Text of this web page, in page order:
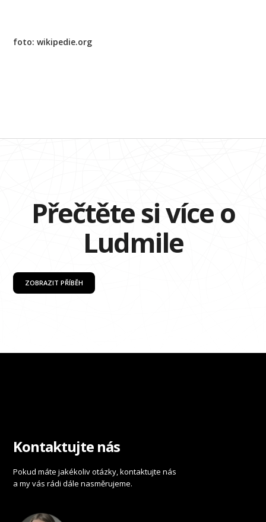
foto: wikipedie.org
Přečtěte si více o
Ludmile
ZOBRAZIT PŘÍBĚH
Kontaktujte nás
Pokud máte jakékoliv otázky, kontaktujte nás
a my vás rádi dále nasměrujeme.